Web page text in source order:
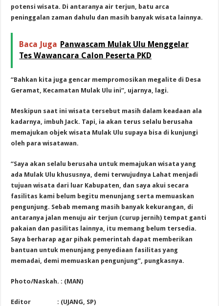
potensi wisata. Di antaranya air terjun, batu arca
peninggalan zaman dahulu dan masih banyak wisata lainnya.
Baca Juga Panwascam Mulak Ulu Menggelar
Tes Wawancara Calon Peserta PKD
“Bahkan kita juga gencar mempromosikan megalite di Desa
Geramat, Kecamatan Mulak Ulu ini”, ujarnya, lagi.
Meskipun saat ini wisata tersebut masih dalam keadaan ala
kadarnya, imbuh Jack. Tapi, ia akan terus selalu berusaha
memajukan objek wisata Mulak Ulu supaya bisa di kunjungi
oleh para wisatawan.
“Saya akan selalu berusaha untuk memajukan wisata yang
ada Mulak Ulu khususnya, demi terwujudnya Lahat menjadi
tujuan wisata dari luar Kabupaten, dan saya akui secara
fasilitas kami belum begitu menunjang serta memuaskan
pengunjung. Sebab memang masih banyak kekurangan, di
antaranya jalan menuju air terjun (curup jernih) tempat ganti
pakaian dan pasilitas lainnya, itu memang belum tersedia.
Saya berharap agar pihak pemerintah dapat memberikan
bantuan untuk menunjang penyediaan fasilitas yang
memadai, demi memuaskan pengunjung”, pungkasnya.
Photo/Naskah. : (MAN)
Editor : (UJANG, SP)